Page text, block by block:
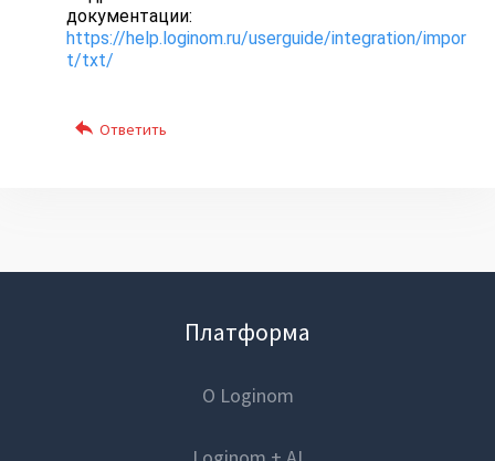
документации:
https://help.loginom.ru/userguide/integration/impor
t/txt/
Платформа
О Loginom